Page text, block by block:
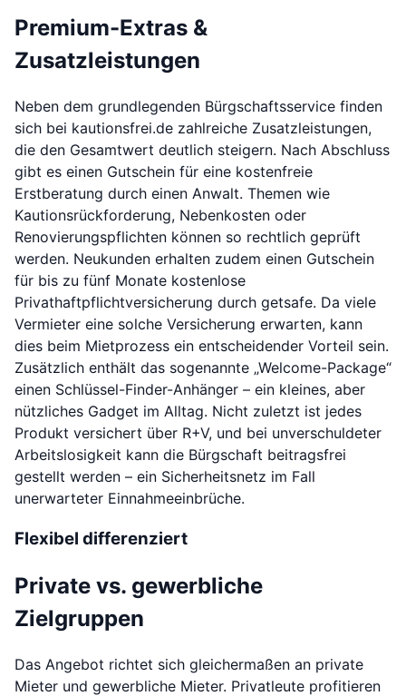
Premium-Extras &
Zusatzleistungen
Neben dem grundlegenden Bürgschaftsservice finden
sich bei kautionsfrei.de zahlreiche Zusatzleistungen,
die den Gesamtwert deutlich steigern. Nach Abschluss
gibt es einen Gutschein für eine kostenfreie
Erstberatung durch einen Anwalt. Themen wie
Kautionsrückforderung, Nebenkosten oder
Renovierungspflichten können so rechtlich geprüft
werden. Neukunden erhalten zudem einen Gutschein
für bis zu fünf Monate kostenlose
Privathaftpflichtversicherung durch getsafe. Da viele
Vermieter eine solche Versicherung erwarten, kann
dies beim Mietprozess ein entscheidender Vorteil sein.
Zusätzlich enthält das sogenannte „Welcome-Package“
einen Schlüssel-Finder-Anhänger – ein kleines, aber
nützliches Gadget im Alltag. Nicht zuletzt ist jedes
Produkt versichert über R+V, und bei unverschuldeter
Arbeitslosigkeit kann die Bürgschaft beitragsfrei
gestellt werden – ein Sicherheitsnetz im Fall
unerwarteter Einnahmeeinbrüche.
Flexibel differenziert
Private vs. gewerbliche
Zielgruppen
Das Angebot richtet sich gleichermaßen an private
Mieter und gewerbliche Mieter. Privatleute profitieren